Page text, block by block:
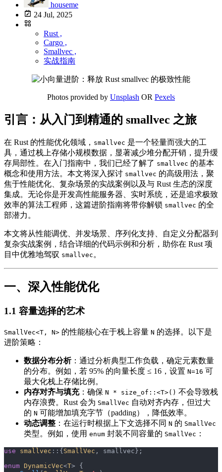
houseme
24 Jul, 2025
Rust ,
Cargo ,
Smallvec ,
实战指南
Photos provided by Unsplash OR Pexels
引言：从入门到精通的 smallvec 之旅
在 Rust 的性能优化领域， smallvec 是一个轻量而强大的工
具，通过栈上存储小规模数据，显著减少堆分配开销，提升缓
存局部性。在入门指南中，我们已经了解了 smallvec 的基本
概念和使用方法。本文将深入探讨 smallvec 的高级用法，聚
焦于性能优化、复杂场景的实战案例以及与 Rust 生态的深度
集成。无论你是开发高性能服务器、实时系统，还是追求极致
效率的算法工程师，这篇进阶指南将带你解锁 smallvec 的全
部潜力。
本文将从性能调优、并发场景、序列化支持、自定义分配器到
复杂实战案例，结合详细的代码示例和分析，助你在 Rust 项
目中优雅地驾驭 smallvec 。
一、深入性能优化
1.1 容量选择的艺术
SmallVec<T, N> 的性能核心在于栈上容量 N 的选择。以下是
进阶策略：
数据分布分析：通过分析典型工作负载，确定元素数量
的分布。例如，若 95% 的向量长度 ≤ 16，设置 N=16 可
最大化栈上存储比例。
内存对齐与填充：确保 N * size_of::<T>() 不会导致栈
内存浪费。Rust 会为 SmallVec 自动对齐内存，但过大
的 N 可能增加填充字节（padding），降低效率。
动态调整 ：在运行时根据上下文选择不同 N 的 SmallVec
类型。例如，使用 enum 封装不同容量的 SmallVec ：
use smallvec ::{ SmallVec , smallvec};
enum DynamicVec<T> {